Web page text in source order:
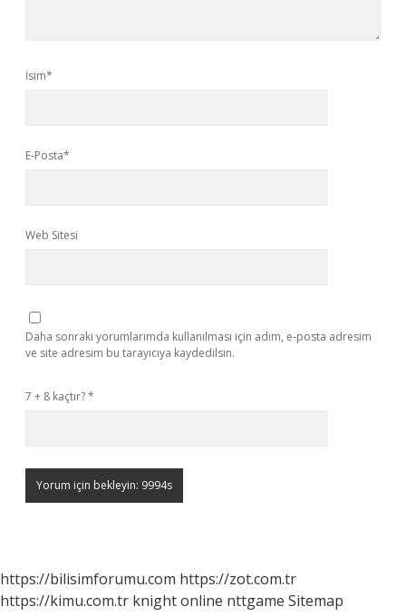
İsim*
E-Posta*
Web Sitesi
Daha sonraki yorumlarımda kullanılması için adım, e-posta adresim
ve site adresim bu tarayıcıya kaydedilsin.
7 + 8 kaçtır?*
https://bilisimforumu.com https://zot.com.tr
https://kimu.com.tr knight online nttgame Sitemap